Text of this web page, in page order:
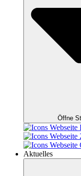
Öffne
Aktuelles